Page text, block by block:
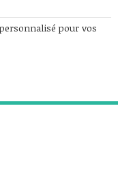
pour vos